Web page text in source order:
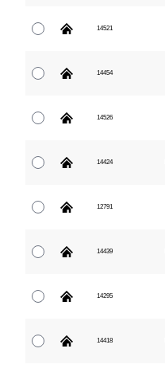
14521
14454
14526
14424
12791
14439
14295
14418